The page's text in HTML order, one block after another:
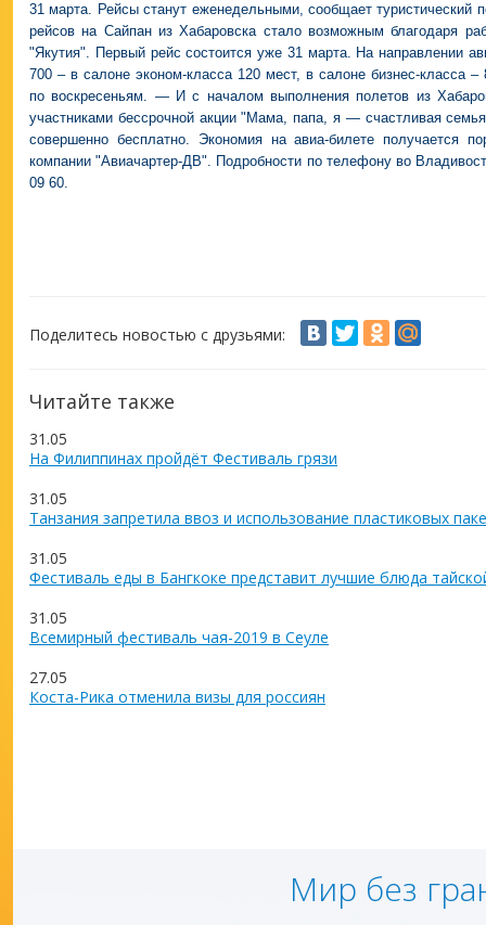
31 марта. Рейсы станут еженедельными, сообщает туристический
рейсов на Сайпан из Хабаровска стало возможным благодаря
"Якутия". Первый рейс состоится уже 31 марта. На направлении
700 – в салоне эконом-класса 120 мест, в салоне бизнес-класса
по воскресеньям. — И с началом выполнения полетов из
участниками бессрочной акции "Мама, папа, я — счастливая
совершенно бесплатно. Экономия на авиа-билете получается
компании "Авиачартер-ДВ". Подробности по телефону во
09 60.
Поделитесь новостью с друзьями:
Читайте также
31.05
На Филиппинах пройдёт Фестиваль грязи
31.05
Танзания запретила ввоз и использование пластиковых
31.05
Фестиваль еды в Бангкоке представит лучшие блюда
31.05
Всемирный фестиваль чая-2019 в Сеуле
27.05
Коста-Рика отменила визы для россиян
Мир без